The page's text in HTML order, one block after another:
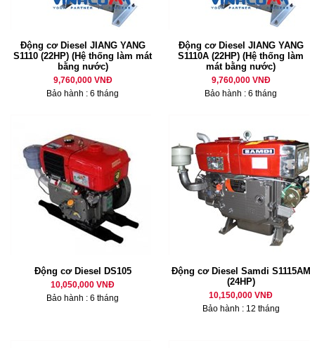
Động cơ Diesel JIANG YANG
S1110 (22HP) (Hệ thống làm mát
bằng nước)
9,760,000 VNĐ
Bảo hành : 6 tháng
Động cơ Diesel JIANG YANG
S1110A (22HP) (Hệ thống làm
mát bằng nước)
9,760,000 VNĐ
Bảo hành : 6 tháng
Động cơ Diesel DS105
10,050,000 VNĐ
Bảo hành : 6 tháng
Động cơ Diesel Samdi S1115AM
(24HP)
10,150,000 VNĐ
Bảo hành : 12 tháng